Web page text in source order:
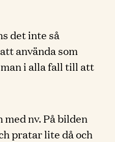
det inte så
använda som
i alla fall till att
nv. På bilden
pratar lite då och